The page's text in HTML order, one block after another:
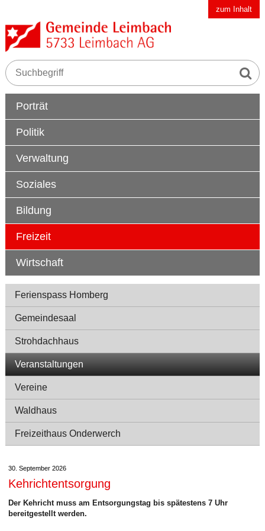
Navigieren in der Gemeinde Leimbach AGzum Inhalt
Suchbegriff
Suche
Hauptnavigation
Porträt
Politik
Verwaltung
Soziales
Bildung
Freizeit
Wirtschaft
Navigation
Ferienspass Homberg
Gemeindesaal
Strohdachhaus
Veranstaltungen
Vereine
Waldhaus
Freizeithaus Onderwerch
Kehrichtentsorgung
30. September 2026
Der Kehricht muss am Entsorgungstag bis spätestens 7 Uhr
bereitgestellt werden.